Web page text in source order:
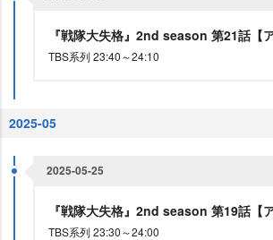
『戦隊大失格』2nd season 第21話【
TBS系列 23:40～24:10
2025-05
2025-05-25
『戦隊大失格』2nd season 第19話【
TBS系列 23:30～24:00